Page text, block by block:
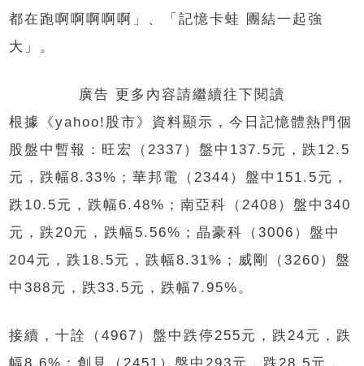
都在跑啊啊啊啊啊」、「記憶卡蛙 團結一起強
大」。
廣告 更多內容請繼續往下閱讀
根據《yahoo!股市》資料顯示，今日記憶體熱門個
股盤中暫報：旺宏（2337）盤中137.5元，跌12.5
元，跌幅8.33%；華邦電（2344）盤中151.5元，
跌10.5元，跌幅6.48%；南亞科（2408）盤中340
元，跌20元，跌幅5.56%；晶豪科（3006）盤中
204元，跌18.5元，跌幅8.31%；威剛（3260）盤
中388元，跌33.5元，跌幅7.95%。
接續，十詮（4967）盤中跌停255元，跌24元，跌
幅8.6%；創見（2451）盤中293元，跌28.5元，